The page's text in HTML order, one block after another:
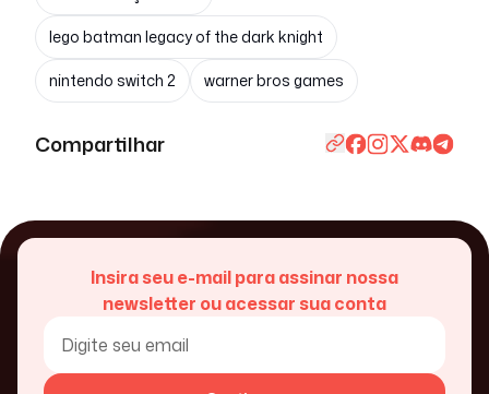
lego batman legacy of the dark knight
nintendo switch 2 warner bros games
Compartilhar
Insira seu e-mail para assinar nossa
newsletter ou acessar sua conta